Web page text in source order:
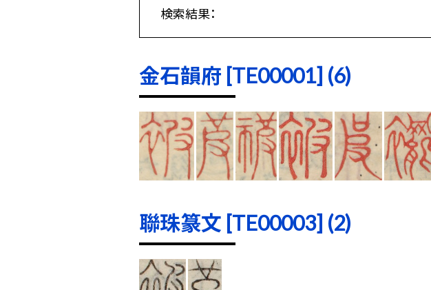
検索結果：
金石韻府 [TE00001] (6)
聯珠篆文 [TE00003] (2)